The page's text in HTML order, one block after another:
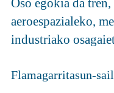
Oso egokia da
aeroespazialeko,
industriako
Flamagarritasun-